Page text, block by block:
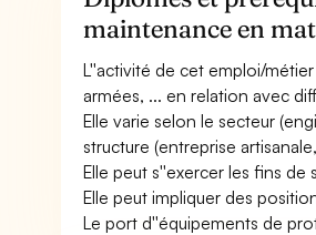
maintenance en
L''activité de cet emploi/
armées, ... en relation avec
Elle varie selon le secteur
structure (entreprise
Elle peut s''exercer les fins de
Elle peut impliquer des
Le port d''équipements de